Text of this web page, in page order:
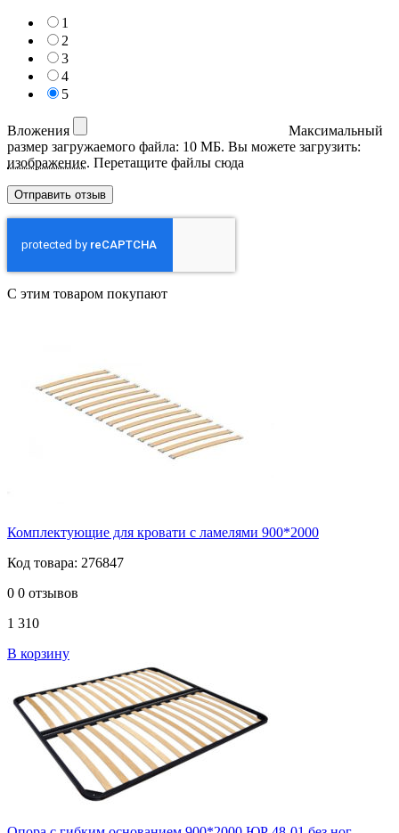
1
2
3
4
5
Вложения
Максимальный
размер загружаемого файла: 10 МБ. Вы можете загрузить:
изображение. Перетащите файлы сюда
С этим товаром покупают
Комплектующие для кровати с ламелями 900*2000
Код товара: 276847
0 0 отзывов
1 310
В корзину